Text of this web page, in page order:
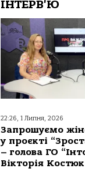
ІНТЕРВ'Ю
22:26, 1 Липня, 2026
Запрошуємо
у проєкті
– голова ГО
Вікторія Костюк